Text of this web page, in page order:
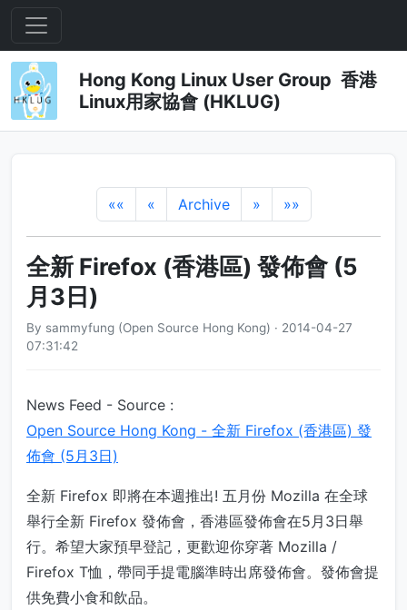
Hong Kong Linux User Group 香港
Linux用家協會 (HKLUG)
«« « Archive » »»
全新 Firefox (香港區) 發佈會 (5
月3日)
By sammyfung (Open Source Hong Kong) · 2014-04-27
07:31:42
News Feed - Source :
Open Source Hong Kong - 全新 Firefox (香港區) 發
佈會 (5月3日)
全新 Firefox 即將在本週推出! 五月份 Mozilla 在全球
舉行全新 Firefox 發佈會，香港區發佈會在5月3日舉
行。希望大家預早登記，更歡迎你穿著 Mozilla /
Firefox T恤，帶同手提電腦準時出席發佈會。發佈會提
供免費小食和飲品。